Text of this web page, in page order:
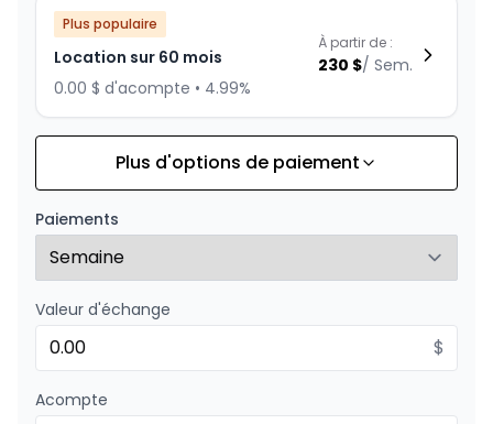
Plus populaire
Location sur 60 mois
0.00 $ d'acompte • 4.99%
À partir de :
230 $/ Sem.
Financement sur 84 mois
0.00 $ d'acompte • 1.99%
À partir de :
Financement sur 72 mois
Financement sur 72 mois
0.00 $ d'acompte • 0%
À partir de :
Plus d'options de paiement
Paiements
Valeur d'échange
$
Acompte